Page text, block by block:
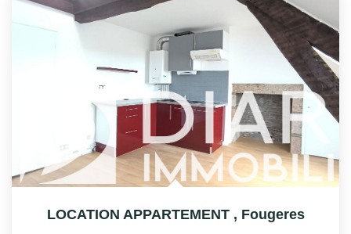
LOCATION APPARTEMENT , Fougeres